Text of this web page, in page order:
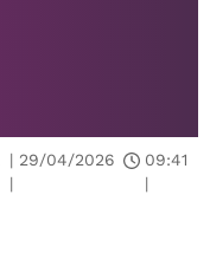
| 29/04/2026
|
09:41
|